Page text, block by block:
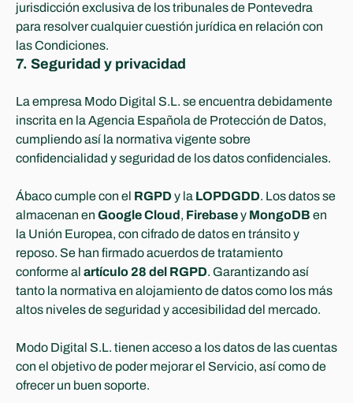
jurisdicción exclusiva de los tribunales de Pontevedra
para resolver cualquier cuestión jurídica en relación con
las Condiciones.
7. Seguridad y privacidad
La empresa Modo Digital S.L. se encuentra debidamente
inscrita en la Agencia Española de Protección de Datos,
cumpliendo así la normativa vigente sobre
confidencialidad y seguridad de los datos confidenciales.
Ábaco cumple con el RGPD y la LOPDGDD. Los datos se
almacenan en Google Cloud, Firebase y MongoDB en
la Unión Europea, con cifrado de datos en tránsito y
reposo. Se han firmado acuerdos de tratamiento
conforme al artículo 28 del RGPD. Garantizando así
tanto la normativa en alojamiento de datos como los más
altos niveles de seguridad y accesibilidad del mercado.
Modo Digital S.L. tienen acceso a los datos de las cuentas
con el objetivo de poder mejorar el Servicio, así como de
ofrecer un buen soporte.